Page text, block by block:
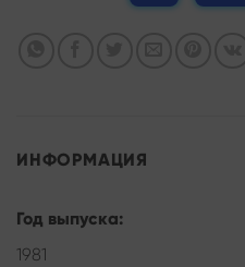
ИНФОРМАЦИЯ
Год выпуска:
1981